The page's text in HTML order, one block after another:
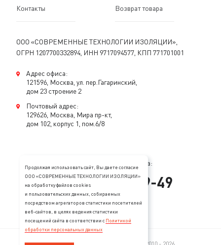
Контакты Возврат товара
ООО «СОВРЕМЕННЫЕ ТЕХНОЛОГИИ ИЗОЛЯЦИИ»,
ОГРН 1207700332894, ИНН 9717094577, КПП 771701001
Адрес офиса:
121596, Москва, ул. пер.Гагаринский,
дом 23 строение 2
Почтовый адрес:
129626, Москва, Мира пр-кт,
дом 102, корпус 1, пом.6/8
Консультация специалиста:
+7(495)128-89-49
mail@stopzvuk.ru
Продолжая использовать сайт, Вы даете согласие
ООО «СОВРЕМЕННЫЕ ТЕХНОЛОГИИ ИЗОЛЯЦИИ»
на обработку файлов cookies
и пользовательских данных, собираемых
посредством агрегаторов статистики посетителей
веб-сайтов, в целях ведения статистики
посещений сайта в соответствии с Политикой
обработки персональных данных